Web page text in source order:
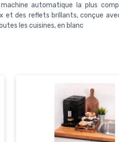
machine automatique la plus
et des reflets brillants, conçue
les cuisines, en blanc